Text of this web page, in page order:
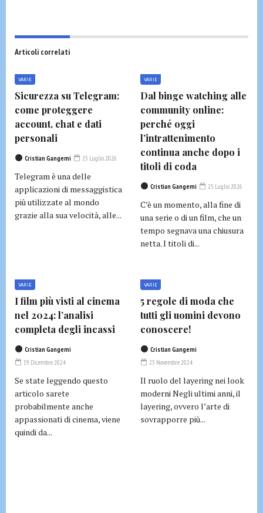
Articoli correlati
VARIE
Sicurezza su Telegram:
come proteggere
account, chat e dati
personali
Cristian Gangemi 25 Luglio 2026
Telegram è una delle
applicazioni di messaggistica
più utilizzate al mondo
grazie alla sua velocità, alle...
VARIE
Dal binge watching alle
community online:
perché oggi
l’intrattenimento
continua anche dopo i
titoli di coda
Cristian Gangemi 25 Luglio 2026
C’è un momento, alla fine di
una serie o di un film, che un
tempo segnava una chiusura
netta. I titoli di...
VARIE
I film più visti al cinema
nel 2024: l’analisi
completa degli incassi
Cristian Gangemi
19 Dicembre 2024
Se state leggendo questo
articolo sarete
probabilmente anche
appassionati di cinema, viene
quindi da...
VARIE
5 regole di moda che
tutti gli uomini devono
conoscere!
Cristian Gangemi
25 Novembre 2024
Il ruolo del layering nei look
moderni Negli ultimi anni, il
layering, ovvero l’arte di
sovrapporre più...